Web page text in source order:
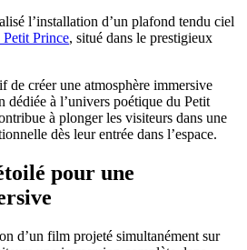
l’installation d’un plafond tendu ciel
Prince, situé dans le prestigieux
de créer une atmosphère immersive
dédiée à l’univers poétique du Petit
à plonger les visiteurs dans une
dès leur entrée dans l’espace.
pour une
d’un film projeté simultanément sur